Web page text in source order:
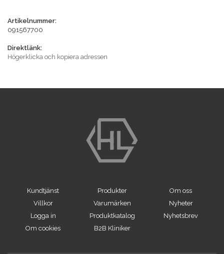
Artikelnummer:
091567700
Direktlänk:
Högerklicka och kopiera adressen
Kundtjänst
Villkor
Logga in
Om cookies
Produkter
Varumärken
Produktkatalog
B2B Kliniker
Om oss
Nyheter
Nyhetsbrev